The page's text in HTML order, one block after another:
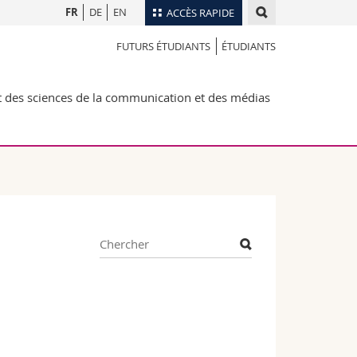
ACCÈS RAPIDE
Annuaire du personnel
Bibliothèques
Programme des cours
FR DE EN
FUTURS ÉTUDIANTS ÉTUDIANTS
sciences de la communication et des médias